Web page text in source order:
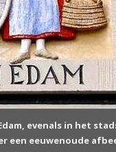
evenals in het
een eeuwenoude